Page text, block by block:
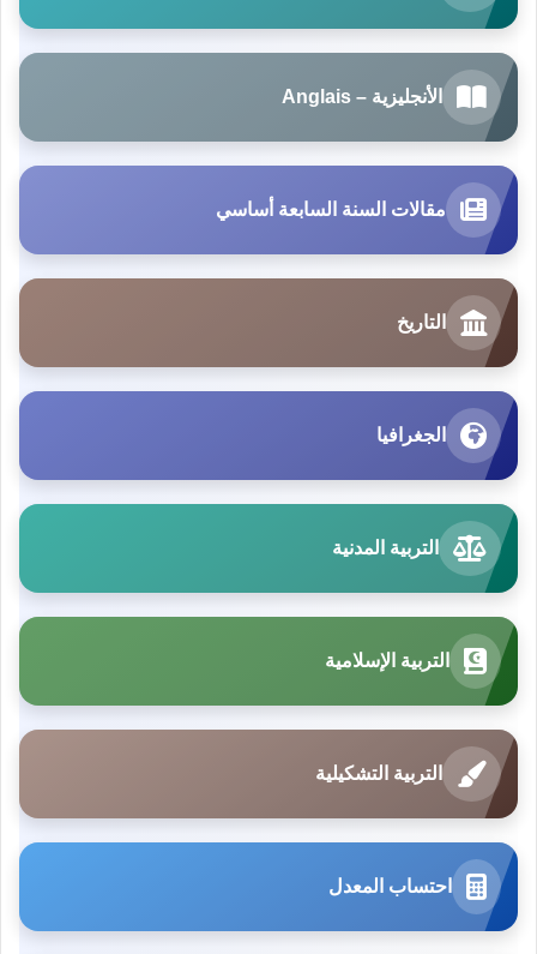
الأنجليزية – Anglais
مقالات السنة السابعة أساسي
التاريخ
الجغرافيا
التربية المدنية
التربية الإسلامية
التربية التشكيلية
احتساب المعدل